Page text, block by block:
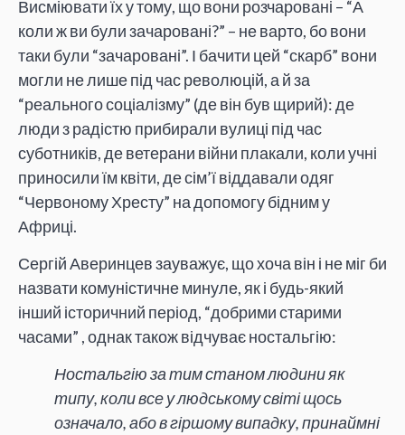
Висміювати їх у тому, що вони розчаровані – “А
коли ж ви були зачаровані?” – не варто, бо вони
таки були “зачаровані”. І бачити цей “скарб” вони
могли не лише під час революцій, а й за
“реального соціалізму” (де він був щирий): де
люди з радістю прибирали вулиці під час
суботників, де ветерани війни плакали, коли учні
приносили їм квіти, де сім’ї віддавали одяг
“Червоному Хресту” на допомогу бідним у
Африці.
Сергій Аверинцев зауважує, що хоча він і не міг би
назвати комуністичне минуле, як і будь-який
інший історичний період, “добрими старими
часами” , однак також відчуває ностальгію:
Ностальгію за тим станом людини як
типу, коли все у людському світі щось
означало, або в гіршому випадку, принаймні